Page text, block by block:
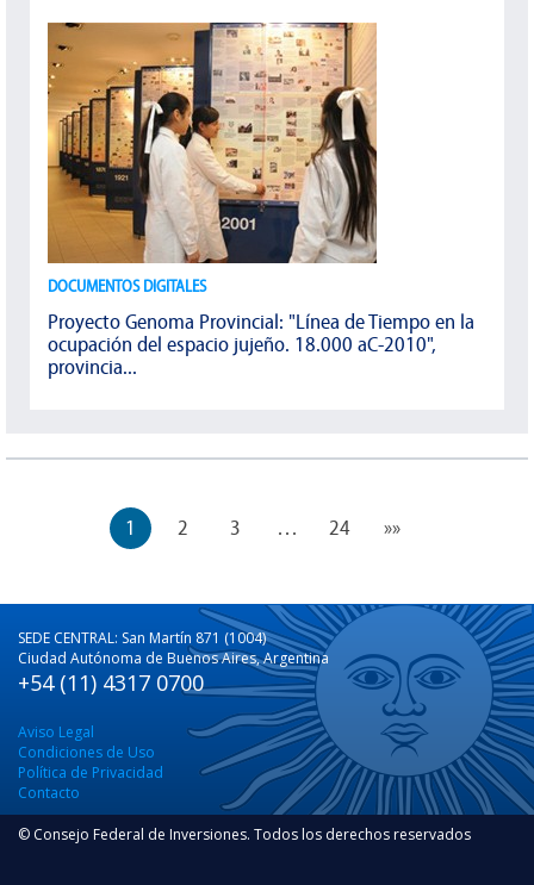
DOCUMENTOS DIGITALES
Proyecto Genoma Provincial: "Línea de Tiempo en la
ocupación del espacio jujeño. 18.000 aC-2010",
provincia...
1 2 3 … 24 »»
SEDE CENTRAL: San Martín 871 (1004)
Ciudad Autónoma de Buenos Aires, Argentina
+54 (11) 4317 0700
Aviso Legal
Condiciones de Uso
Política de Privacidad
Contacto
© Consejo Federal de Inversiones. Todos los derechos reservados